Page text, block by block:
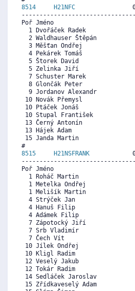
8514
H21NFC
Poř Jméno
1 Dvořáček
2 Waldhauser
3 Měšťan
4 Pekárek
5 Štorek
5 Zelinka
7 Schuster
8 Glončák
9 Jordanov
10 Novák
10 Ptáček
10 Stupal
13 Černý
13 Hájek
15 Janda
8515
H21NSFRANK
Poř Jméno
1 Roháč
1 Metelka
1 Melišík
4 Strýček
4 Hanuš
4 Adámek
7 Zápotocký
7 Srb
7 Čech
10 Jílek
10 Kligl
12 Veselý
12 Tokár
14 Sedláček
15 Zřídkaveselý